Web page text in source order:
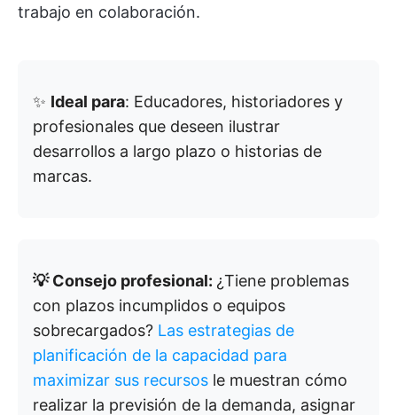
trabajo en colaboración.
✨ Ideal para: Educadores, historiadores y
profesionales que deseen ilustrar
desarrollos a largo plazo o historias de
marcas.
💡 Consejo profesional: ¿Tiene problemas
con plazos incumplidos o equipos
sobrecargados? Las estrategias de
planificación de la capacidad para
maximizar sus recursos le muestran cómo
realizar la previsión de la demanda, asignar